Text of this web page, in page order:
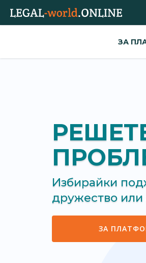
ЗА
Избирайки
дружество
ЗА